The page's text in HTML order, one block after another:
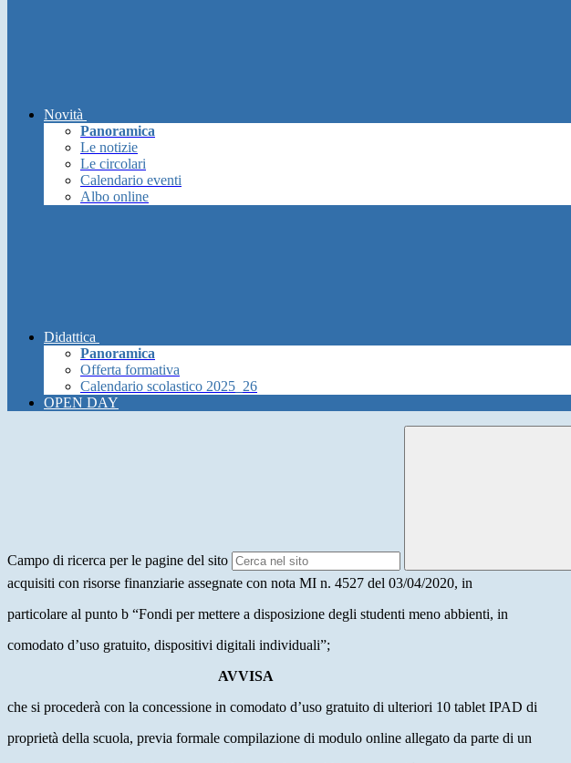
Novità
Panoramica
Le notizie
Le circolari
Calendario eventi
Albo online
Didattica
Panoramica
Offerta formativa
Calendario scolastico 2025_26
OPEN DAY
Campo di ricerca per le pagine del sito
acquisiti con risorse finanziarie assegnate con nota MI n. 4527 del 03/04/2020, in
particolare al punto b “Fondi per mettere a disposizione degli studenti meno abbienti, in
comodato d’uso gratuito, dispositivi digitali individuali”;
AVVISA
che si procederà con la concessione in comodato d’uso gratuito di ulteriori 10 tablet IPAD di
proprietà della scuola, previa formale compilazione di modulo online allegato da parte di un